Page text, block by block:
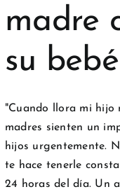
madre
su bebé
"Cuando llora mi hijo
madres sienten un
hijos urgentemente.
te hace tenerle
24 horas del día. Un